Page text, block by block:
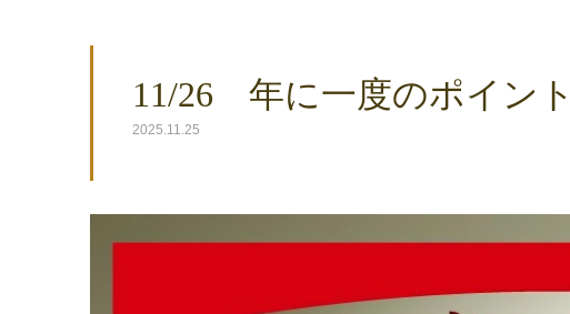
11/26 年に一度のポイン
2025.11.25